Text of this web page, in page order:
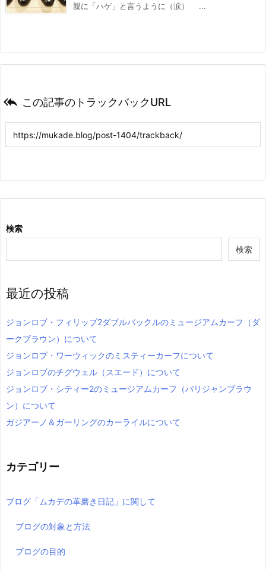
親に「ハゲ」と言うように（涙） ...
 この記事のトラックバックURL
検索
検索
最近の投稿
ジョンロブ・フィリップ2ダブルバックルのミュージアムカーフ（ダ
ークブラウン）について
ジョンロブ・ワーウィックのミスティーカーフについて
ジョンロブのチグウェル（スエード）について
ジョンロブ・シティー2のミュージアムカーフ（パリジャンブラウ
ン）について
ガジアーノ＆ガーリングのカーライルについて
カテゴリー
ブログ「ムカデの革磨き日記」に関して
ブログの対象と方法
ブログの目的